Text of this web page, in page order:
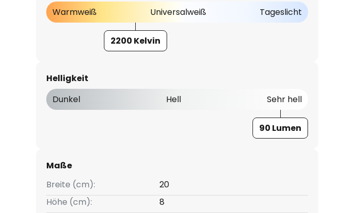
Warmweiß
Universalweiß Tageslicht
2200 Kelvin
Helligkeit
Dunkel
Hell Sehr hell
90 Lumen
Maße
Breite (cm):
20
Höhe (cm):
8